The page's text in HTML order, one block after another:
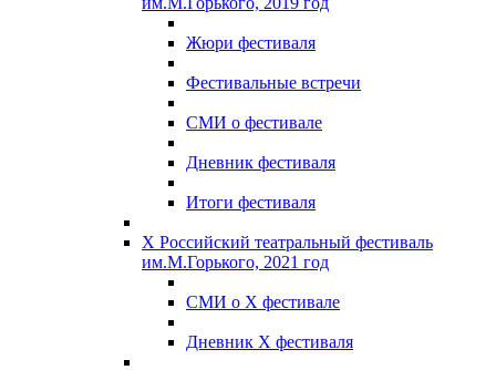
Жюри фестиваля
Фестивальные встречи
СМИ о фестивале
Дневник фестиваля
Итоги фестиваля
X Российский театральный фестиваль
им.М.Горького, 2021 год
СМИ о X фестивале
Дневник X фестиваля